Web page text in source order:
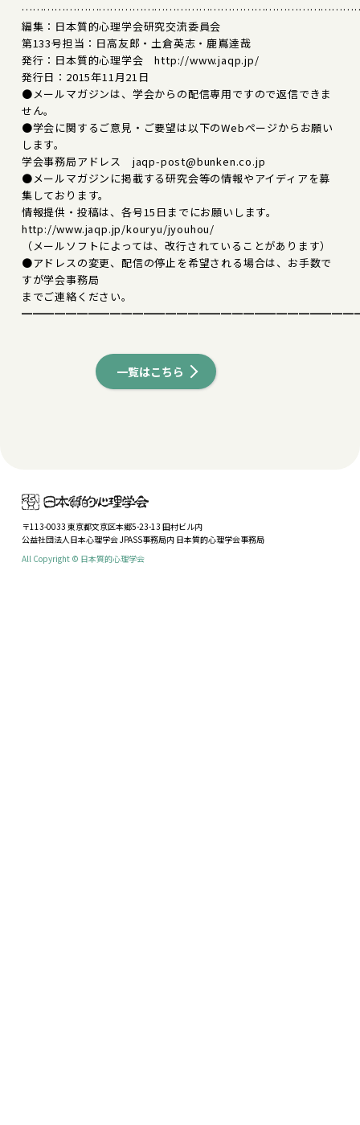
編集：日本質的心理学会研究交流委員会
第133号担当：日高友郎・土倉英志・鹿嶌達哉
発行：日本質的心理学会 http://www.jaqp.jp/
発行日：2015年11月21日
●メールマガジンは、学会からの配信専用ですので返信できま
せん。
●学会に関するご意見・ご要望は以下のWebページからお願い
します。
学会事務局アドレス jaqp-post@bunken.co.jp
●メールマガジンに掲載する研究会等の情報やアイディアを募
集しております。
情報提供・投稿は、各号15日までにお願いします。
http://www.jaqp.jp/kouryu/jyouhou/
（メールソフトによっては、改行されていることがあります）
●アドレスの変更、配信の停止を希望される場合は、お手数で
すが学会事務局
までご連絡ください。
一覧はこちら
〒113-0033 東京都文京区本郷5-23-13 田村ビル内
公益社団法人日本心理学会 JPASS事務局内 日本質的心理学会事務局
All Copyright © 日本質的心理学会